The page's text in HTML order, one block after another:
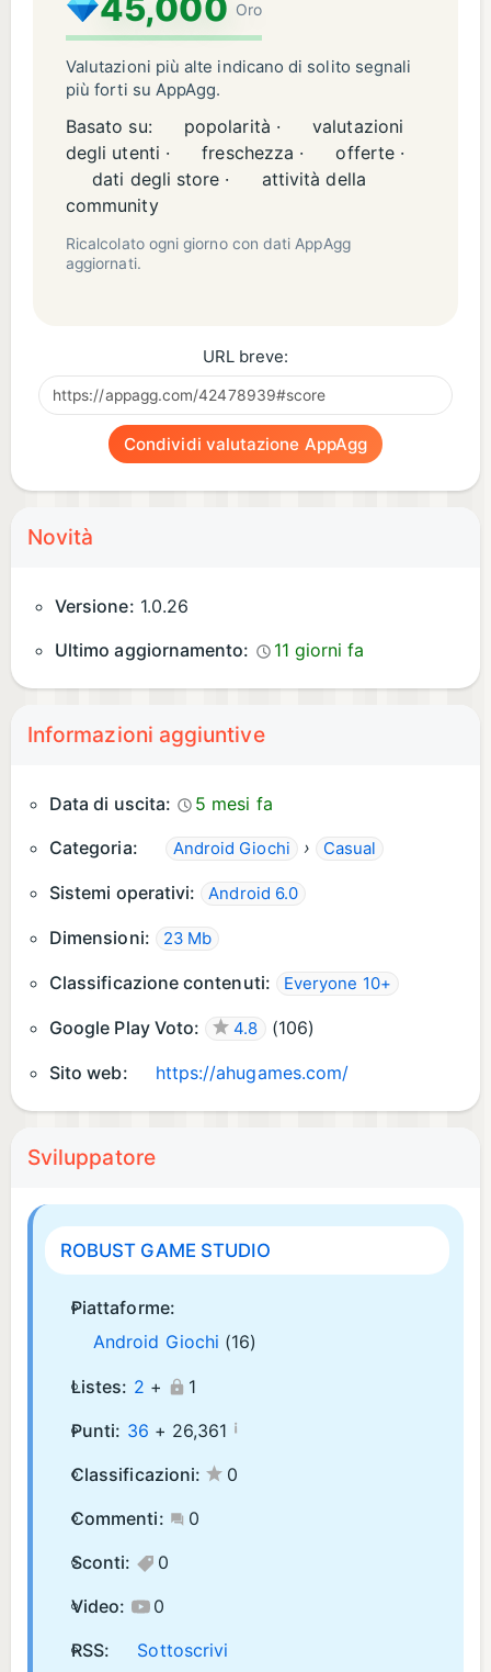
45,000 Oro
Valutazioni più alte indicano di solito segnali
più forti su AppAgg.
Basato su: popolarità ·
valutazioni
degli utenti ·
freschezza ·
offerte ·
dati degli store ·
attività della
community
Ricalcolato ogni giorno con dati AppAgg
aggiornati.
URL breve:
Condividi valutazione AppAgg
Novità
Versione: 1.0.26
Ultimo aggiornamento:
11 giorni fa
Informazioni aggiuntive
Data di uscita:
5 mesi fa
Categoria:
Android Giochi › Casual
Sistemi operativi: Android 6.0
Dimensioni: 23 Mb
Classificazione contenuti: Everyone 10+
Google Play Voto: 4.8 (106)
Sito web: https://ahugames.com/
Sviluppatore
ROBUST GAME STUDIO
Piattaforme:
Android Giochi (16)
Listes: 2 +
1
Punti: 36 + 26,361 ¡
Classificazioni:
0
Commenti:
0
Sconti:
0
Video:
0
RSS:
Sottoscrivi